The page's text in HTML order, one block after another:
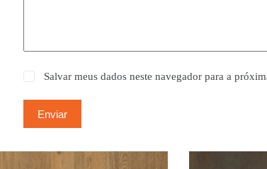
Salvar meus dados neste navegador para a
Enviar